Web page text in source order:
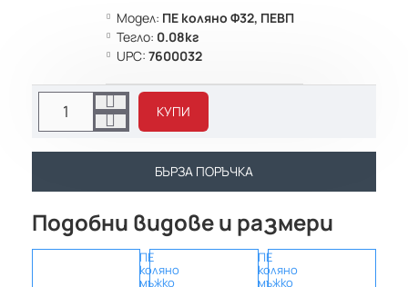
Модел: ПЕ коляно Ф32, ПЕВП
Тегло: 0.08кг
UPC: 7600032
КУПИ
БЪРЗА ПОРЪЧКА
Подобни видове и размери
ПЕ
коляно
мъжко
ПЕ
коляно
мъжко